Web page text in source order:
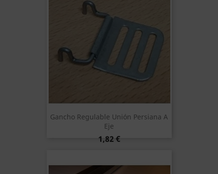
Gancho Regulable Unión Persiana A
Eje
Precio
1,82 €